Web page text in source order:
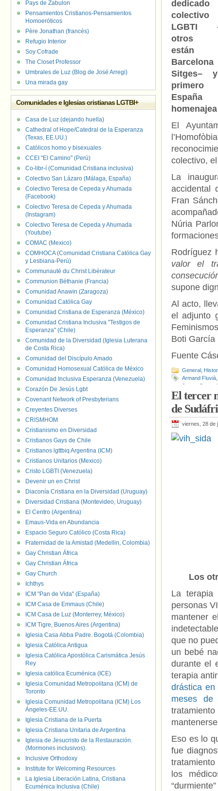
colectivo
LGBTI
otros
están
Sitges–
España
El
colectivo,
La
accidental
Fran
Núria
Rodríguez
valor el
supone
Al acto,
el adjunto
Boti García
Fuente
General
Armand Fluvià
Jaume Saura
Ripoll,Pilar
El tercer
de
viernes, 28 de
Los
La terapia
personas
mantener
que no
un bebé
durante el
terapia
drástica
meses de
Eso es lo
fue
los
Pays de Zabulon
Pensamientos Cristianos-Pensamientos
Homoeróticos
Père Jonathan (francés)
Refugio Interior
Soy Cofrade
The Closet Professor
Umbrales de Luz (Blog de José Arregi)
Una mirada gay
Comunidades e Iglesias cristianas LGTBI+
Casa de Luz (dejando huella)
Cathedral of Hope/Catedral de la Esperanza
(Texas, EE.UU.)
Católicos homo y bisexuales
CCEI "El Camino" (Perú)
Co-libr-í (Comunidad Cristiana inclusiva)
Colectivo San Lázaro (Málaga, España)
Colectivo Teresa de Cepeda y Ahumada
(Facebook)
Colectivo Teresa de Cepeda y Ahumada
(Instagram)
Colectivo Teresa de Cepeda y Ahumada
(Youtube)
COMAC (Mexico)
COMHOCA (Comunidad Cristiana Católica Gay
y Lesbiana-Perú)
Communauté du Christ Libérateur
Communion Béthanie (Francia)
Comunidad Anawin (Zaragoza)
Comunidad Católica Gay
Comunidad Cristiana de Esperanza (México)
Comunidad Cristiana Inclusiva "Testigos de
Esperanza" (Chile)
Comunidad de la Diversidad (Iglesia Luterana
de Costa Rica)
Comunidad del Discípulo Amado
Comunidad Homosexual Católica de México
Comunidad Inclusiva Esperanza (Venezuela)
Corazón De Jesús Lgbt
Covenant Network of Presbyterians
Creyentes Diverses
CRISMHOM
Cristianismo en Diversidad
Cristianos Gays de Chile
Cristianos lgttbiq Argentina (ICM)
Cristianos Unitarios (Mexico)
Cristo LGBTI (Venezuela)
Devenir un en Christ
Diaconía Cristiana en la Diversidad (Uruguay)
Diversidad Cristiana (Montevideo, Uruguay)
El Centro (Argentina)
Emaus-Vida en Abundancia
Espacio Seguro Católico (Costa Rica)
Fraternidad de la Amistad (Medellin, Colombia)
Gay Christian África
Gay Christian África
Gay Church
Ichthys
ICM "Pan de Vida" (España)
ICM Casa de Emmaus (Chile)
ICM Casa de Luz (Monterrey, México)
ICM Tigre, Buenos Aires (Argentina)
Iglesia Casa Abba Padre. Bogotá (Colombia)
Iglesia Católica Antigua
Iglesia Católica Apostólica Carismática Jesús
Rey
Iglesia católica Ecuménica (ICE)
Iglesia Comunidad Metropolitana (ICM) de
Toronto
Iglesia Comunidad Metropolitana (ICM) Los
Ángeles-EE.UU.
Iglesia Cristiana de la Puerta
Iglesia Cristiana Unitaria de Argentina
Iglesia de Jesucristo de la Restauración.
(Mormones inclusivos).
Inclusive Orthodoxy
Institute for Welcoming Resources
La Iglesia Liberación Latina, Cristiana
Ecuménica Inclusiva (Chile)